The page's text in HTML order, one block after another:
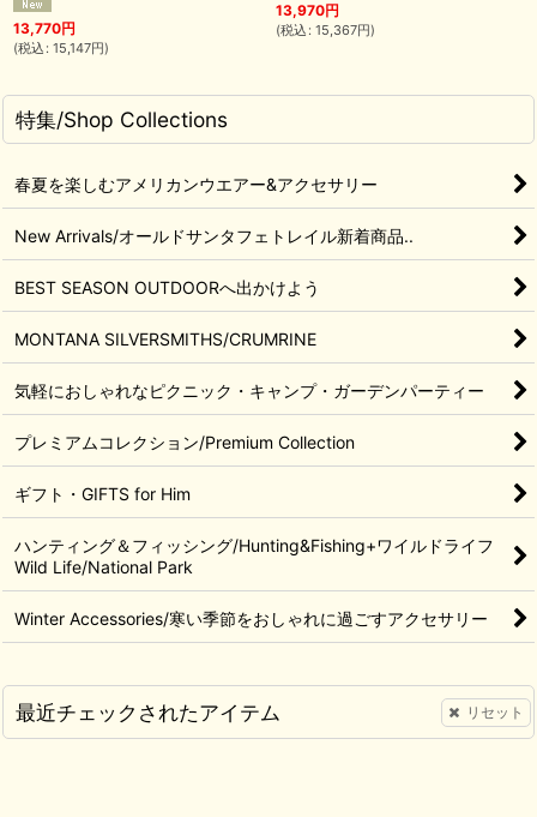
13,770円
(税込 : 15,147円)
13,970円
(税込 : 15,367円)
特集/Shop Collections
春夏を楽しむアメリカンウエアー&アクセサリー
New Arrivals/オールドサンタフェトレイル新着商品..
BEST SEASON OUTDOORへ出かけよう
MONTANA SILVERSMITHS/CRUMRINE
気軽におしゃれなピクニック・キャンプ・ガーデンパーティー
プレミアムコレクション/Premium Collection
ギフト・GIFTS for Him
ハンティング＆フィッシング/Hunting&Fishing+ワイルドライフ
Wild Life/National Park
Winter Accessories/寒い季節をおしゃれに過ごすアクセサリー
最近チェックされたアイテム リセット